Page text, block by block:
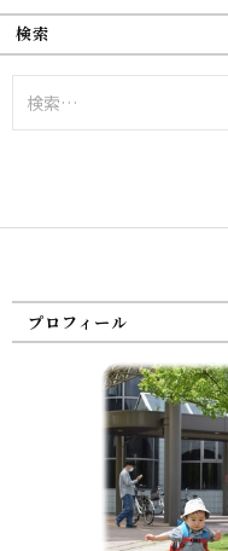
検索
索:
プロフィール